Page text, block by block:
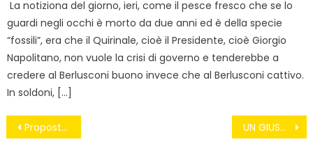
La notiziona del giorno, ieri, come il pesce fresco che se lo
guardi negli occhi è morto da due anni ed è della specie
“fossili”, era che il Quirinale, cioè il Presidente, cioè Giorgio
Napolitano, non vuole la crisi di governo e tenderebbe a
credere al Berlusconi buono invece che al Berlusconi cattivo.
In soldoni, […]
Navigazione
Proposte5Stelle – Istituzione di “Orti Sociali Urbani” UN GIUSTIZIERE DI NOME RUIZ